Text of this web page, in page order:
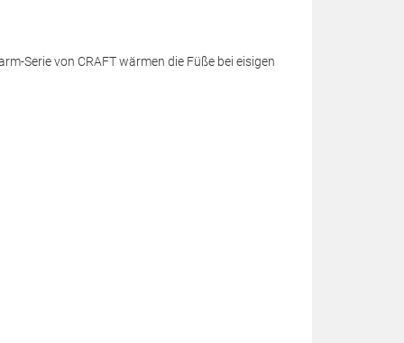
Serie von CRAFT wärmen die Füße bei eisigen